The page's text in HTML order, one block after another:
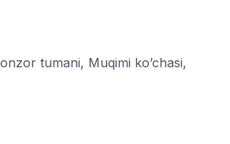
tumani, Muqimi ko’chasi,